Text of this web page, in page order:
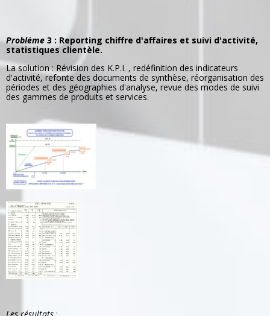
Problème 3 : Reporting chiffre d'affaires et suivi d'activité,
statistiques clientèle.
La solution : Révision des K.P.I. , redéfinition des indicateurs
d'activité, refonte des documents de synthèse, réorganisation des
périodes et des géographies d'analyse, revue des modes de suivi
des gammes de produits et services.